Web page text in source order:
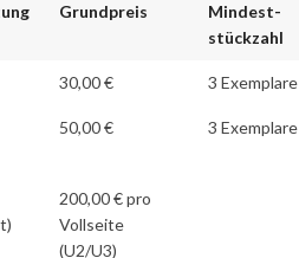
Grundpreis
Mindest-
stückzahl
30,00 € 3 Exemplare
50,00 € 3 Exemplare
200,00 € pro
Vollseite
(U2/U3)